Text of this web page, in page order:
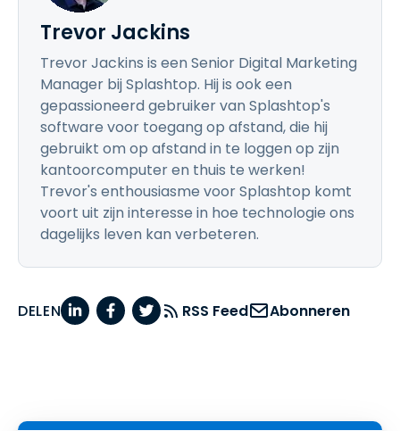
Trevor Jackins
Trevor Jackins is een Senior Digital Marketing
Manager bij Splashtop. Hij is ook een
gepassioneerd gebruiker van Splashtop's
software voor toegang op afstand, die hij
gebruikt om op afstand in te loggen op zijn
kantoorcomputer en thuis te werken!
Trevor's enthousiasme voor Splashtop komt
voort uit zijn interesse in hoe technologie ons
dagelijks leven kan verbeteren.
DELEN RSS Feed Abonneren